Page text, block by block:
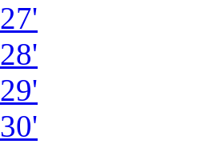
27'
28'
29'
30'